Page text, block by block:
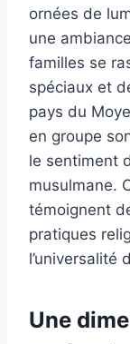
ornées de
une
familles se
spéciaux et
pays du
en groupe
le sentiment
musulmane.
témoignent
pratiques
l’universalité
Une